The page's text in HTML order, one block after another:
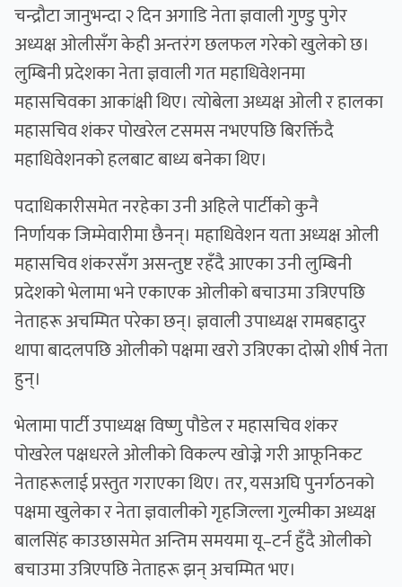
चन्द्रौटा जानुभन्दा २ दिन अगाडि नेता ज्ञवाली गुण्डु पुगेर
अध्यक्ष ओलीसँग केही अन्तरंग छलफल गरेको खुलेको छ।
लुम्बिनी प्रदेशका नेता ज्ञवाली गत महाधिवेशनमा
महासचिवका आकांक्षी थिए। त्योबेला अध्यक्ष ओली र हालका
महासचिव शंकर पोखरेल टसमस नभएपछि बिरक्तिँदै
महाधिवेशनको हलबाट बाध्य बनेका थिए।
पदाधिकारीसमेत नरहेका उनी अहिले पार्टीको कुनै
निर्णायक जिम्मेवारीमा छैनन्। महाधिवेशन यता अध्यक्ष ओली
महासचिव शंकरसँग असन्तुष्ट रहँदै आएका उनी लुम्बिनी
प्रदेशको भेलामा भने एकाएक ओलीको बचाउमा उत्रिएपछि
नेताहरू अचम्मित परेका छन्। ज्ञवाली उपाध्यक्ष रामबहादुर
थापा बादलपछि ओलीको पक्षमा खरो उत्रिएका दोस्रो शीर्ष नेता
हुन्।
भेलामा पार्टी उपाध्यक्ष विष्णु पौडेल र महासचिव शंकर
पोखरेल पक्षधरले ओलीको विकल्प खोज्ने गरी आफूनिकट
नेताहरूलाई प्रस्तुत गराएका थिए। तर, यसअघि पुनर्गठनको
पक्षमा खुलेका र नेता ज्ञवालीको गृहजिल्ला गुल्मीका अध्यक्ष
बालसिंह काउछासमेत अन्तिम समयमा यू–टर्न हुँदै ओलीको
बचाउमा उत्रिएपछि नेताहरू झन् अचम्मित भए।